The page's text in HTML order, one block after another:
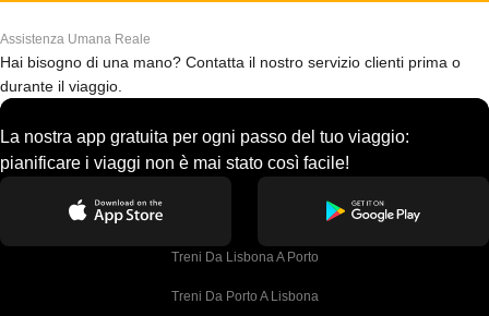
Assistenza Umana Reale
Hai bisogno di una mano? Contatta il nostro servizio clienti prima o
durante il viaggio.
La nostra app gratuita per ogni passo del tuo viaggio:
pianificare i viaggi non è mai stato così facile!
Treni Da Lisbona A Porto
Treni Da Porto A Lisbona